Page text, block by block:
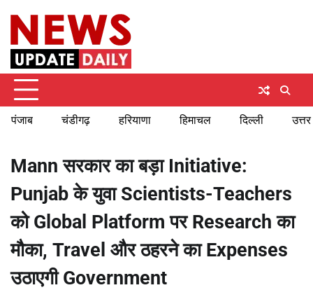
content
पंजाब चंडीगढ़ हरियाणा हिमाचल दिल्ली
Mann सरकार का बड़ा Initiative:
Punjab के युवा Scientists-Teachers
को Global Platform पर Research का
मौका, Travel और ठहरने का Expenses
उठाएगी Government